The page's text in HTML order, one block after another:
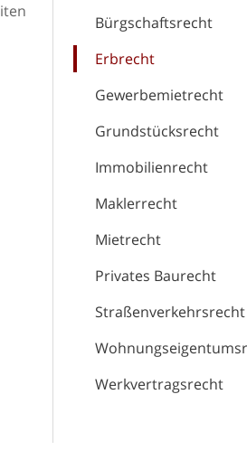
Bürgschaftsrecht
Erbrecht
Gewerbemietrecht
Grundstücksrecht
Immobilienrecht
Maklerrecht
Mietrecht
Privates Baurecht
Straßenverkehrsrecht
Werkvertragsrecht